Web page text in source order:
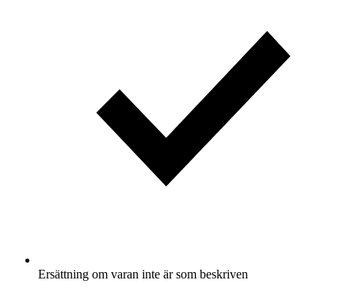
Ersättning om varan inte är som beskriven